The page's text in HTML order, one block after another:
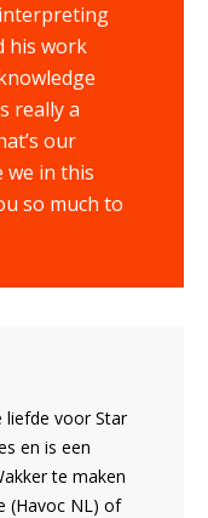
his work
really a
our
we in this
so much to
liefde voor Star
en is een
te maken
(Havoc NL) of